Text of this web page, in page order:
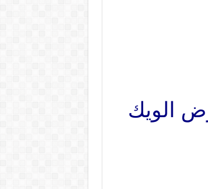
مايو حتى 18 مايو 2024 عروض الويك